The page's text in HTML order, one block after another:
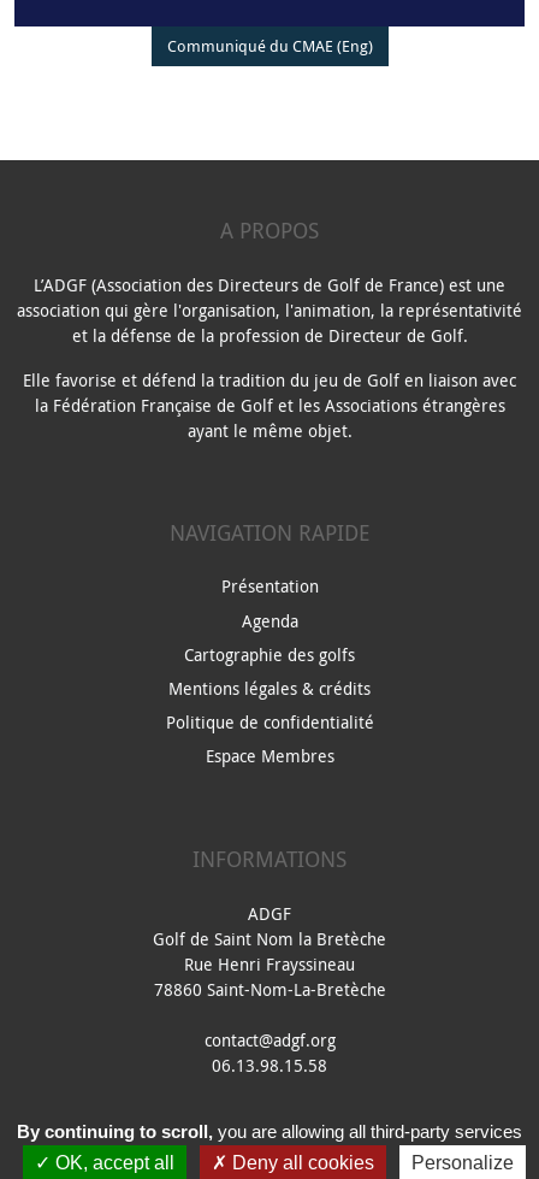
Communiqué du CMAE (Eng)
A PROPOS
L’ADGF (Association des Directeurs de Golf de France) est une
association qui gère l'organisation, l'animation, la représentativité
et la défense de la profession de Directeur de Golf.
Elle favorise et défend la tradition du jeu de Golf en liaison avec
la Fédération Française de Golf et les Associations étrangères
ayant le même objet.
NAVIGATION RAPIDE
Présentation
Agenda
Cartographie des golfs
Mentions légales & crédits
Politique de confidentialité
Espace Membres
INFORMATIONS
ADGF
Golf de Saint Nom la Bretèche
Rue Henri Frayssineau
78860 Saint-Nom-La-Bretèche
contact@adgf.org
06.13.98.15.58
By continuing to scroll, you are allowing all third-party services
OK, accept all
Deny all cookies Personalize